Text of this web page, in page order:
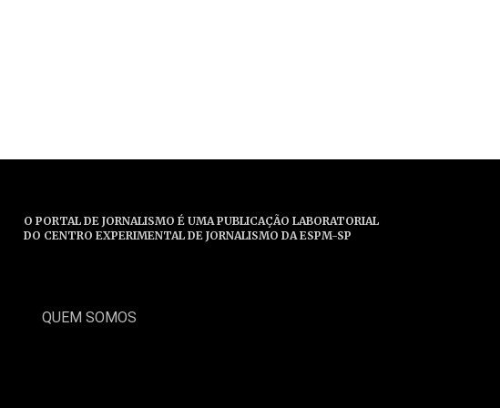
O PORTAL DE JORNALISMO É UMA PUBLICAÇÃO LABORATORIAL
DO CENTRO EXPERIMENTAL DE JORNALISMO DA ESPM-SP
QUEM SOMOS